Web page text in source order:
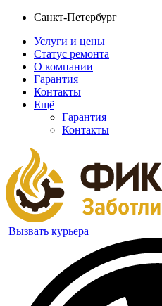
Санкт-Петербург
Услуги и цены
Статус ремонта
О компании
Гарантия
Контакты
Ещё
Гарантия
Контакты
Вызвать курьера